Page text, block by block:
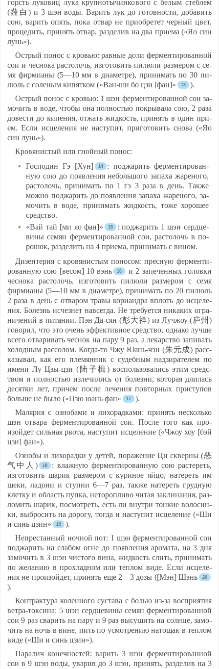
горсть лу­ко­виц лу­ка круп­но­ты­чин­ко­во­го с бе­лым стеб­лем
(薤白) и 3 шэн во­ды. Ва­рить лук до го­тов­нос­ти, до­ба­вить
сою, ва­рить опять, по­ка от­вар не при­об­ре­тет чер­ный цвет,
про­це­дить, при­нять от­вар, раз­де­лив на два при­ема («Яо син
лунь»).
Ост­рый по­нос с кровью: рав­ные до­ли фер­мен­ти­ро­ван­ной
сои и чес­но­ка рас­то­лочь, из­го­то­вить пи­лю­ли раз­ме­ром с се­
мя фир­ми­аны (5—10 мм в ди­амет­ре), при­ни­мать по 30 пи­
люль с со­ле­ным ки­пят­ком («Ван-ши бо цзи [фан]»
).
Ост­рый по­нос с кровью: 1 шэн фер­мен­ти­ро­ван­ной сои за­
мо­чить в во­де, что­бы она пол­ностью пок­ры­ва­ла сою, 2 ра­за
до­вес­ти до ки­пе­ния, от­жать жид­кость, при­нять в один при­
ем. Ес­ли ис­це­ле­ния не нас­ту­пит, при­го­то­вить сно­ва («Яо
син лунь»).
Кро­вя­нис­тый или гной­ный по­нос:
Гос­по­дин Гэ [Хун]
: под­жа­рить фер­мен­ти­ро­ван­
ную сою до по­яв­ле­ния не­боль­шо­го за­па­ха жа­ре­но­го,
рас­то­лочь, при­ни­мать по 1 гэ 3 ра­за в день. Так­же
мож­но под­жа­рить до по­яв­ле­ния за­па­ха жа­ре­но­го, за­
мо­чить в во­де, при­ни­мать жид­кость, то­же хо­ро­шее
средс­тво.
«Вай тай [ми яо фан]»
: под­жа­рить 1 шэн серд­це­
ви­ны се­мян фер­мен­ти­ро­ван­ной сои, рас­то­лочь в по­
ро­шок, раз­де­лить на 4 при­ема, при­ни­мать с ви­ном.
Ди­зен­те­рия с кро­вя­нис­тым по­но­сом: прес­ную фер­мен­ти­
ро­ван­ную сою [ве­сом] 10 вэнь
и 2 за­пе­чен­ных го­лов­ки
чес­но­ка рас­то­лочь, из­го­то­вить пи­лю­ли раз­ме­ром с се­мя
фир­ми­аны (5—10 мм в ди­амет­ре), при­ни­мать по 20 пи­люль
2 ра­за в день с от­ва­ром тра­вы ко­ри­анд­ра вплоть до ис­це­ле­
ния. Бо­лезнь ис­чез­нет нав­сег­да. Не тре­бу­ет­ся ни­ка­ких ог­ра­
ни­че­ний в пи­та­нии. Пэн Да-сян (彭大祥) из Луч­жоу (庐州)
го­во­рил, что это очень эф­фек­тив­ное средс­тво, од­на­ко луч­ше
все­го от­ва­ри­вать чес­нок на па­ру 9 раз, а ле­карс­тво за­пи­вать
хо­лод­ным рас­со­лом. Ког­да-то Чжу Юань-чэн (朱元成) расс­
ка­зы­вал, как его пле­мян­ник с су­деб­ным над­зи­ра­те­лем по
име­ни Лу Цзы-цзи (陆子楫) вос­поль­зо­ва­лись этим средс­
твом и пол­ностью из­ле­чи­лись от бо­лез­ни, ко­то­рая дли­лась
де­сят­ки лет, при­чем пос­ле ле­че­ния пов­тор­ных прис­ту­пов
боль­ше не бы­ло («Цзю юань фан»
).
Ма­ля­рия с оз­но­ба­ми и ли­хо­рад­ка­ми: при­нять нес­коль­ко
шэн от­ва­ра фер­мен­ти­ро­ван­ной сои. Пос­ле то­го как про­
изой­дет силь­ная рво­та, нас­ту­пит ис­це­ле­ние («Чжоу хоу [бэй
цзи] фан»).
Оз­но­бы и ли­хо­рад­ки у де­тей, по­ра­же­ние Ци сквер­ны (恶
气中人)
: влаж­ную фер­мен­ти­ро­ван­ную сою рас­те­реть,
из­го­то­вить ша­рик раз­ме­ром с ку­ри­ное яй­цо, на­те­реть им
ще­ки, ла­до­ни и ступ­ни 6—7 раз, так­же на­те­реть груд­ную
клет­ку и об­ласть пуп­ка, не­то­роп­ли­во чи­тая зак­ли­на­ния, раз­
ло­мить ша­рик, пос­мот­реть, есть ли внут­ри тон­кие во­ло­син­
ки, выб­ро­сить на до­ро­гу, тог­да и нас­ту­пит ис­це­ле­ние («Ши
и синь цзин»
).
Неп­рес­тан­ный ноч­ной пот: 1 шэн фер­мен­ти­ро­ван­ной сои
под­жа­рить на сла­бом ог­не до по­яв­ле­ния аро­ма­та, на 3 дня
за­мо­чить в 3 шэн чис­то­го ви­на, жид­кость слить, при­ни­мать
по же­ла­нию в прох­лад­ном или теп­лом ви­де. Ес­ли ис­це­ле­
ния не про­изой­дет, при­нять еще 2—3 до­зы ([Мэн] Шэнь
).
Конт­рак­ту­ра ко­лен­но­го сус­та­ва с болью из-за восп­ри­ятия
вет­ра-ток­си­на: 5 шэн серд­це­ви­ны се­мян фер­мен­ти­ро­ван­ной
сои 9 раз сва­рить на па­ру и 9 раз вы­су­шить на солн­це, за­мо­
чить на ночь в ви­не, пить по ус­мот­ре­нию на­то­щак в теп­лом
ви­де («Ши и синь цзин»).
Па­ра­лич ко­неч­нос­тей: ва­рить 3 шэн фер­мен­ти­ро­ван­ной
сои в 9 шэн во­ды, ува­рив до 3 шэн, при­нять, раз­де­лив на 3